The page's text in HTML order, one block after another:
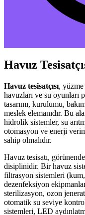
Havuz
Havuz tesisatçısı,
havuzları ve su oyunları
tasarımı, kurulumu,
meslek elemanıdır. Bu
hidrolik sistemler, su
otomasyon ve enerji
sahip olmalıdır.
Havuz tesisatı,
disiplinidir. Bir havuz
filtrasyon sistemleri
dezenfeksiyon
sterilizasyon, ozon
otomatik su seviye
sistemleri, LED